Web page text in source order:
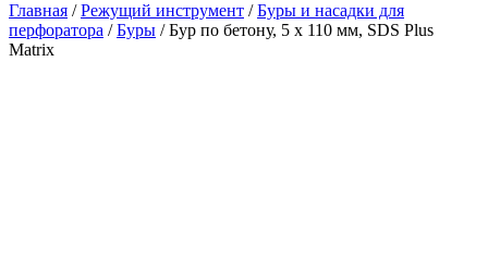
Главная /Режущий инструмент /Буры и насадки для
перфоратора /Буры /Бур по бетону, 5 x 110 мм, SDS Plus
Matrix